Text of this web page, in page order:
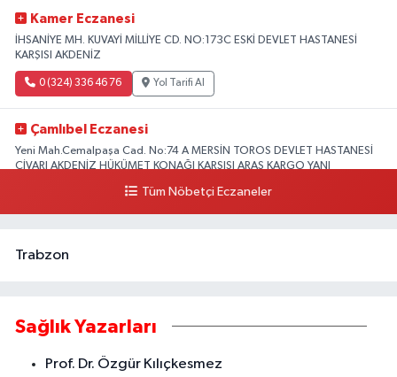
Kamer Eczanesi
İHSANİYE MH. KUVAYİ MİLLİYE CD. NO:173C ESKİ DEVLET HASTANESİ
KARŞISI AKDENİZ
0 (324) 336 46 76 Yol Tarifi Al
Çamlıbel Eczanesi
Yeni Mah.Cemalpaşa Cad. No:74 A MERSİN TOROS DEVLET HASTANESİ
CİVARI AKDENİZ HÜKÜMET KONAĞI KARŞISI ARAS KARGO YANI
Yol Tarifi Al
Tüm Nöbetçi Eczaneler
Trabzon
Sağlık Yazarları
Prof. Dr. Özgür Kılıçkesmez